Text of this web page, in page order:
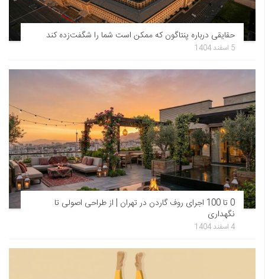
حقایقی درباره پنتاگون که ممکن است شما را شگفت‌زده کند
5 اسفند 1404
0 تا 100 اجرای روف گاردن در تهران | از طراحی اصولی تا
نگهداری
4 اسفند 1404